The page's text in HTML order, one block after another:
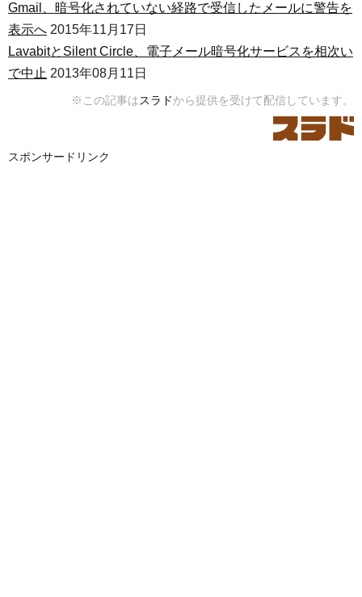
Gmail、暗号化されていない経路で受信したメールに警告を
表示へ 2015年11月17日
LavabitとSilent Circle、電子メール暗号化サービスを相次い
で中止 2013年08月11日
※この記事はスラドから提供を受けて配信しています。
スポンサードリンク